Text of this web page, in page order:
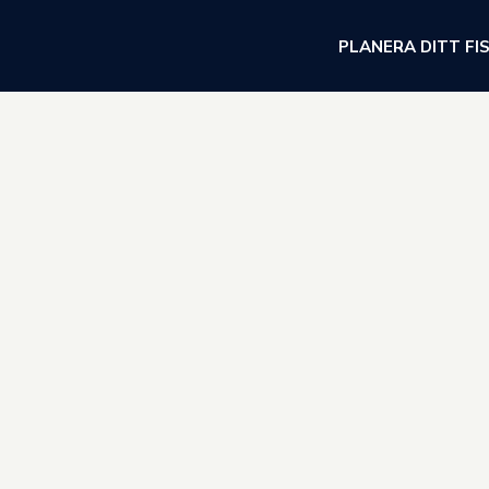
PLANERA DITT